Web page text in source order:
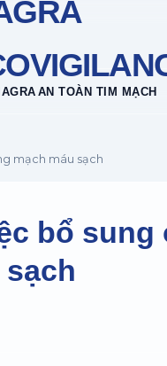
AN TOÀN TIM MẠCH
mạch máu sạch
bổ sung
sạch